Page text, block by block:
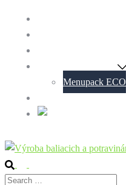
Menupack ECO
Search
menu
Search